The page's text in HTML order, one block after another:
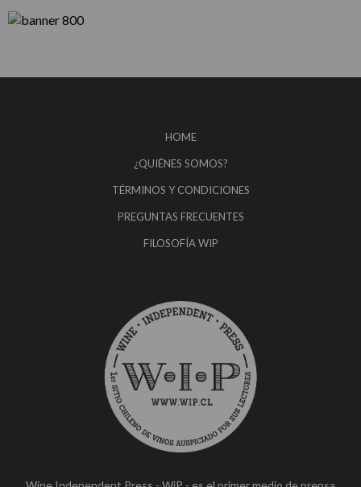
HOME
¿QUIÉNES SOMOS?
TÉRMINOS Y CONDICIONES
PREGUNTAS FRECUENTES
FILOSOFÍA WIP